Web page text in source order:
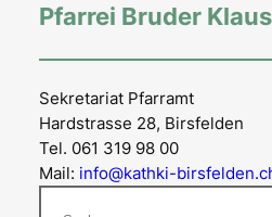
Pfarrei Bruder
Sekretariat Pfarramt
Hardstrasse 28, Birsfelden
Tel. 061 319 98 00
Mail: info@kathki-